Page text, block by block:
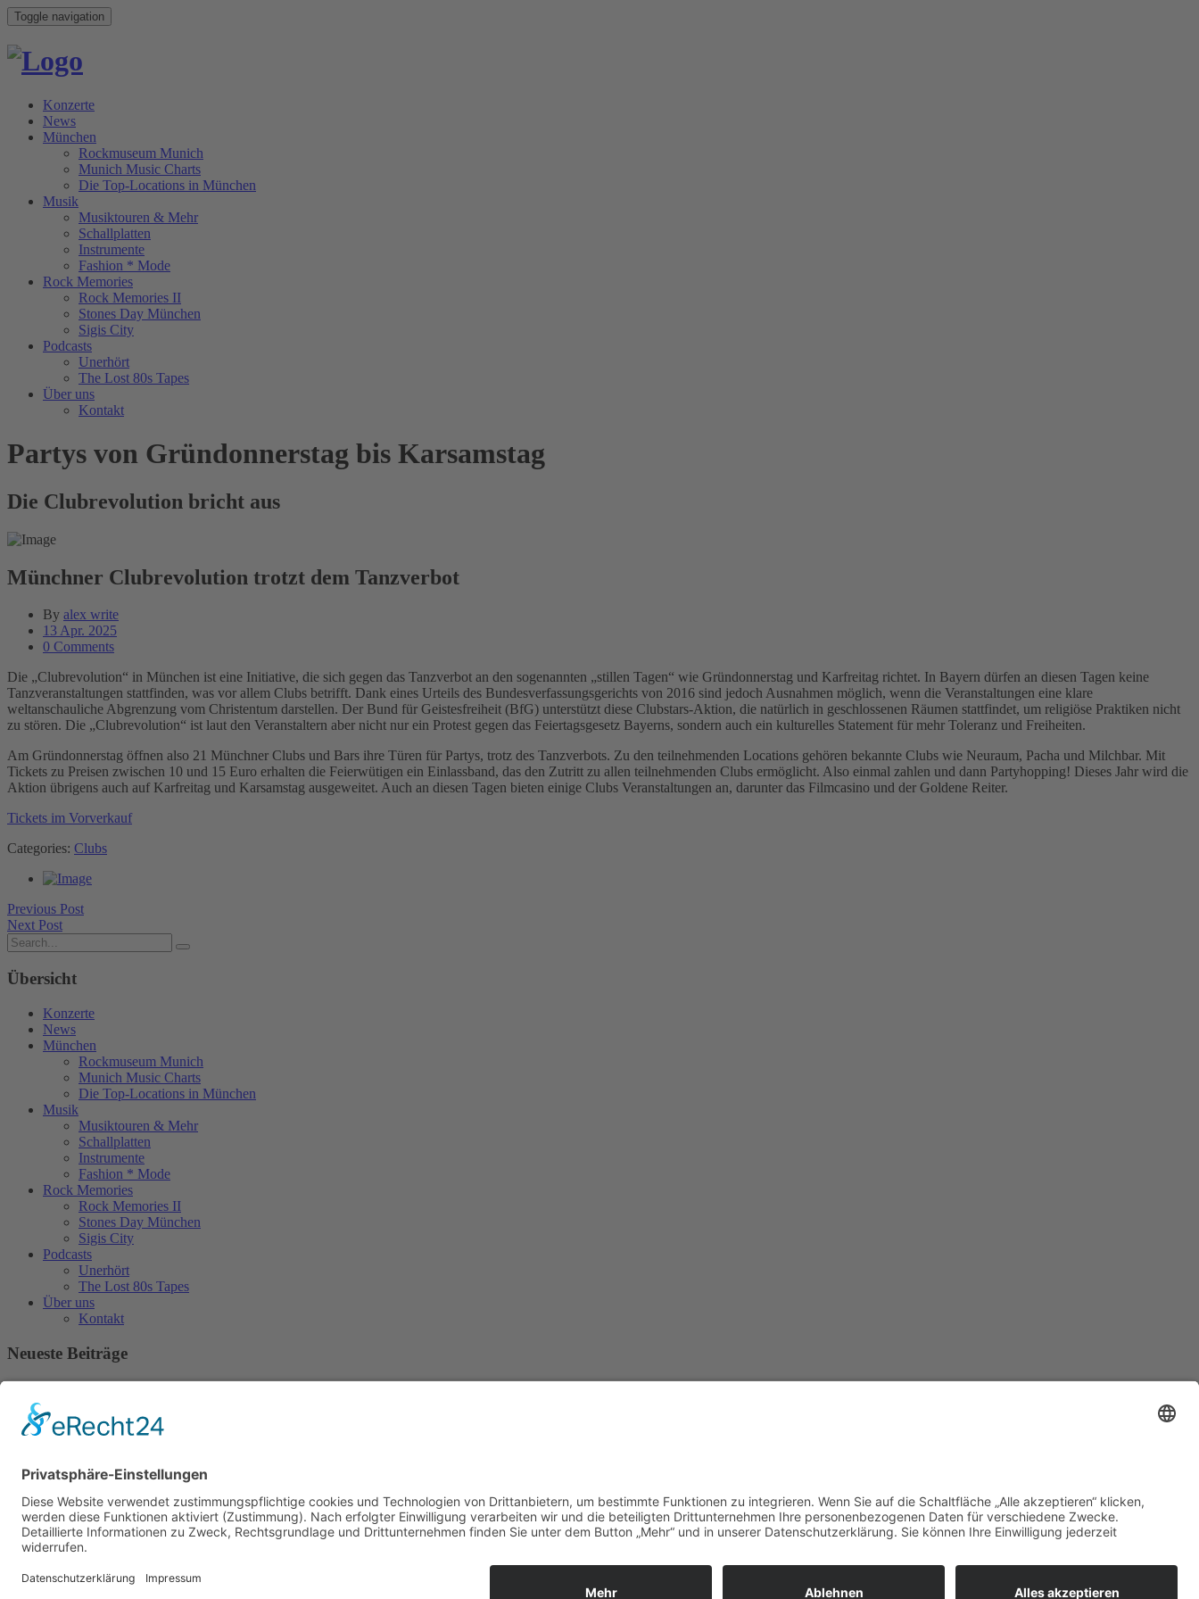
Toggle navigation
Konzerte
News
München
Rockmuseum Munich
Munich Music Charts
Die Top-Locations in München
Musik
Musiktouren & Mehr
Schallplatten
Instrumente
Fashion * Mode
Rock Memories
Rock Memories II
Stones Day München
Sigis City
Podcasts
Unerhört
The Lost 80s Tapes
Über uns
Kontakt
Partys von Gründonnerstag bis Karsamstag
Die Clubrevolution bricht aus
Münchner Clubrevolution trotzt dem Tanzverbot
By alex write
13 Apr. 2025
0 Comments
Die „Clubrevolution“ in München ist eine Initiative, die sich gegen das Tanzverbot an den sogenannten „stillen Tagen“ wie Gründonnerstag und Karfreitag richtet. In Bayern dürfen an diesen Tagen keine
Tanzveranstaltungen stattfinden, was vor allem Clubs betrifft. Dank eines Urteils des Bundesverfassungsgerichts von 2016 sind jedoch Ausnahmen möglich, wenn die Veranstaltungen eine klare
weltanschauliche Abgrenzung vom Christentum darstellen. Der Bund für Geistesfreiheit (BfG) unterstützt diese Clubstars-Aktion, die natürlich in geschlossenen Räumen stattfindet, um religiöse Praktiken nicht
zu stören. Die „Clubrevolution“ ist laut den Veranstaltern aber nicht nur ein Protest gegen das Feiertagsgesetz Bayerns, sondern auch ein kulturelles Statement für mehr Toleranz und Freiheiten.
Am Gründonnerstag öffnen also 21 Münchner Clubs und Bars ihre Türen für Partys, trotz des Tanzverbots. Zu den teilnehmenden Locations gehören bekannte Clubs wie Neuraum, Pacha und Milchbar. Mit
Tickets zu Preisen zwischen 10 und 15 Euro erhalten die Feierwütigen ein Einlassband, das den Zutritt zu allen teilnehmenden Clubs ermöglicht. Also einmal zahlen und dann Partyhopping! Dieses Jahr wird die
Aktion übrigens auch auf Karfreitag und Karsamstag ausgeweitet. Auch an diesen Tagen bieten einige Clubs Veranstaltungen an, darunter das Filmcasino und der Goldene Reiter.
Tickets im Vorverkauf
Categories: Clubs
Previous Post
Next Post
Übersicht
Konzerte
News
München
Rockmuseum Munich
Munich Music Charts
Die Top-Locations in München
Musik
Musiktouren & Mehr
Schallplatten
Instrumente
Fashion * Mode
Rock Memories
Rock Memories II
Stones Day München
Sigis City
Podcasts
Unerhört
The Lost 80s Tapes
Über uns
Kontakt
Neueste Beiträge
Münchner Open Air Sommer: Konzerte in der Residenz
Kulturfestival Gräfelfing – 4 Tage Musik & Gemeinschaft
Home
News
Konzerte
Kontakt
Datenschutz